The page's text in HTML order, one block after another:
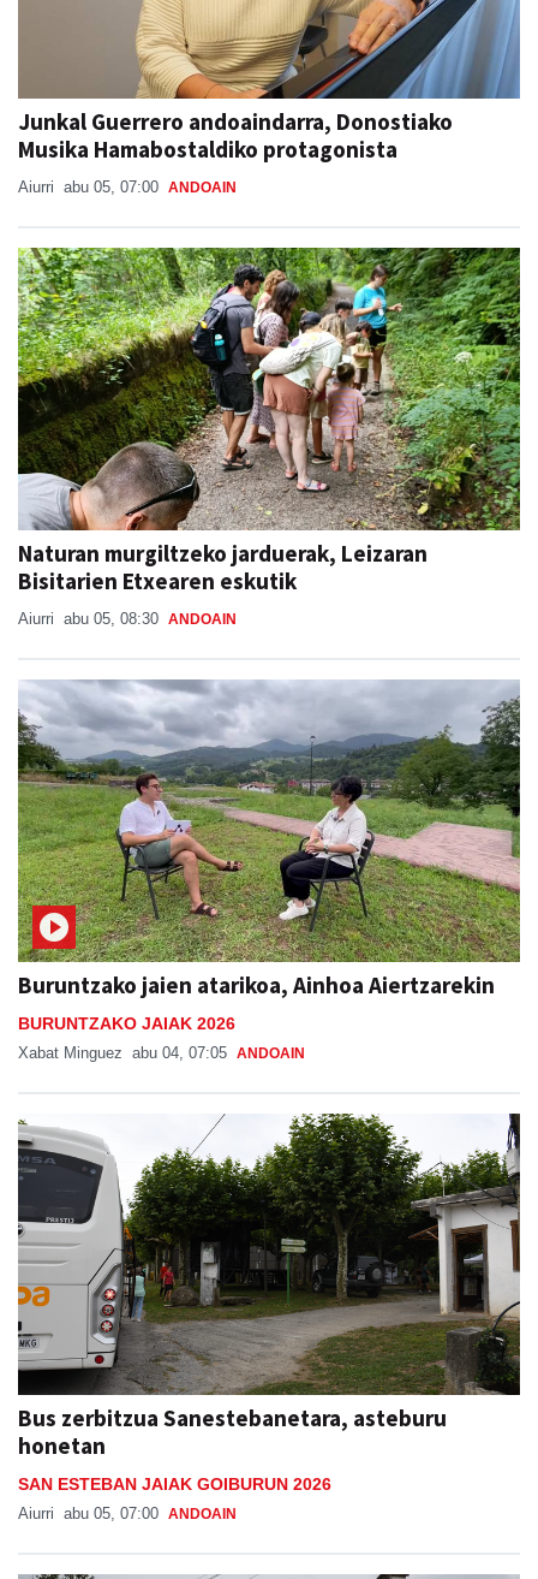
Junkal Guerrero andoaindarra, Donostiako
Musika Hamabostaldiko protagonista
Aiurri abu 05, 07:00 ANDOAIN
Naturan murgiltzeko jarduerak, Leizaran
Bisitarien Etxearen eskutik
Aiurri abu 05, 08:30 ANDOAIN
Buruntzako jaien atarikoa, Ainhoa Aiertzarekin
BURUNTZAKO JAIAK 2026
Xabat Minguez abu 04, 07:05 ANDOAIN
Bus zerbitzua Sanestebanetara, asteburu
honetan
SAN ESTEBAN JAIAK GOIBURUN 2026
Aiurri abu 05, 07:00 ANDOAIN